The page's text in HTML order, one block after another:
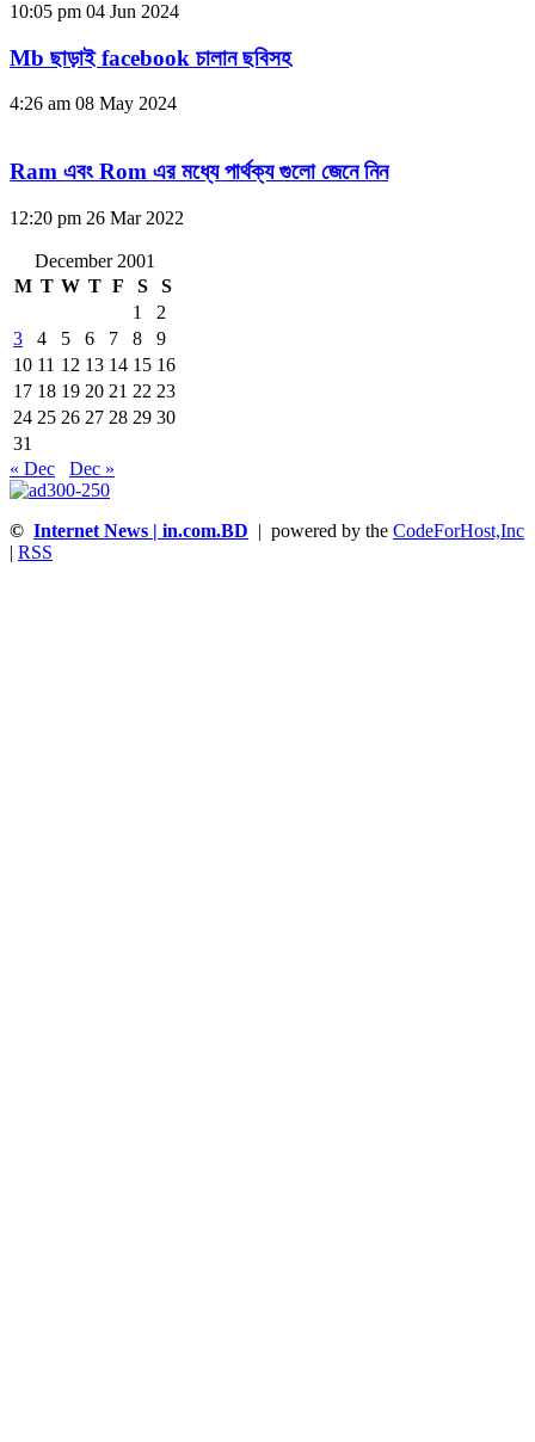
10:05 pm 04 Jun 2024
Mb ছাড়াই facebook চালান ছবিসহ
4:26 am 08 May 2024
Ram এবং Rom এর মধ্যে পার্থক্য গুলো জেনে নিন
12:20 pm 26 Mar 2022
December 2001
M T W T F S
S
1
2
3
4 5 6 7 8
9
10 11 12 13 14 15 16
17 18 19 20 21 22 23
24 25 26 27 28 29 30
31
« Dec
Dec »
© Internet News | in.com.BD | powered by the CodeForHost,Inc
| RSS